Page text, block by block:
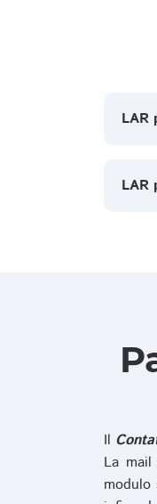
LAR
LAR
Il
La